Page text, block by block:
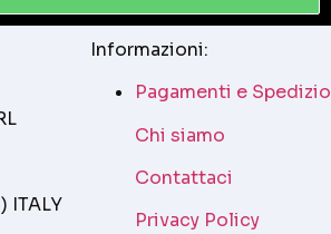
ITALY
Informazioni:
Pagamenti e
Chi siamo
Contattaci
Privacy Policy